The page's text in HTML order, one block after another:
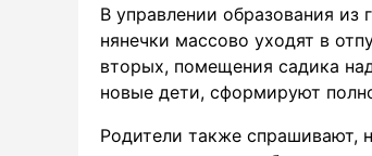
В управлении образования из
нянечки массово уходят в
вторых, помещения садика
новые дети, сформируют
Родители также спрашивают,